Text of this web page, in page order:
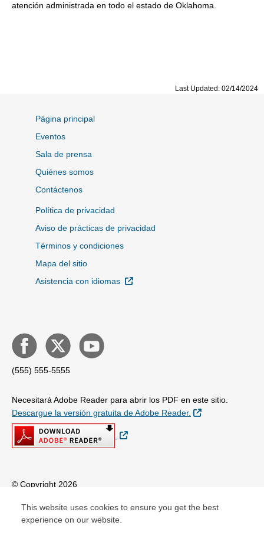
This website uses cookies to ensure you get the best
experience on our website.
atención administrada en todo el estado de Oklahoma.
Last Updated: 02/14/2024
Página principal
Eventos
Sala de prensa
Quiénes somos
Contáctenos
Política de privacidad
Aviso de prácticas de privacidad
Términos y condiciones
Mapa del sitio
Asistencia con idiomas
Sitio Externo
(555) 555-5555
Necesitará Adobe Reader para abrir los PDF en este sitio.
Descargue la versión gratuita de Adobe Reader.
Sitio Externo
Sitio Externo
© Copyright 2026